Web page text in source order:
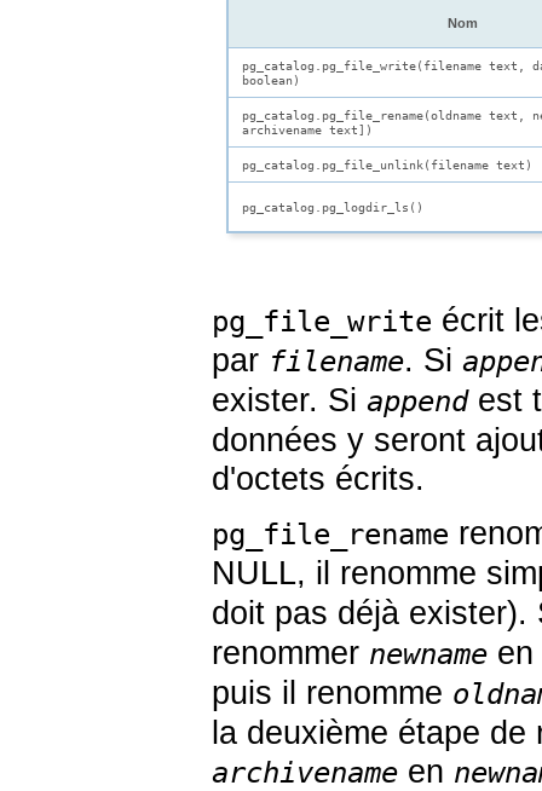
Nom
pg_catalog.pg_file_write(filename text,
boolean)
pg_catalog.pg_file_rename(oldname text,
archivename text])
pg_catalog.pg_file_unlink(filename text)
pg_catalog.pg_logdir_ls()
pg_file_write écrit
par filename. Si
exister. Si appendest
données y seront
d'octets écrits.
pg_file_rename
NULL, il renomme
doit pas déjà
renommer newname en
puis il renomme
la deuxième étape
archivename en